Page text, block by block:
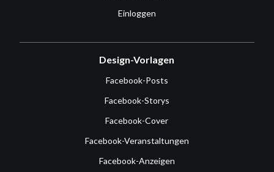
Einloggen
Design-Vorlagen
Facebook-Posts
Facebook-Storys
Facebook-Cover
Facebook-Veranstaltungen
Facebook-Anzeigen